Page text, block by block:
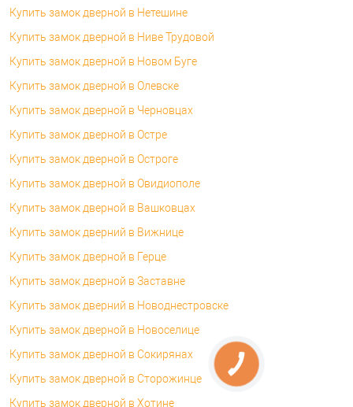
Купить замок дверной в Нетешине
Купить замок дверной в Ниве Трудовой
Купить замок дверной в Новом Буге
Купить замок дверной в Олевске
Купить замок дверной в Черновцах
Купить замок дверной в Остре
Купить замок дверной в Остроге
Купить замок дверной в Овидиополе
Купить замок дверной в Вашковцах
Купить замок дверний в Вижнице
Купить замок дверной в Герце
Купить замок дверной в Заставне
Купить замок дверний в Новоднестровске
Купить замок дверной в Новоселице
Купить замок дверной в Сокирянах
Купить замок дверной в Сторожинце
Купить замок дверной в Хотине